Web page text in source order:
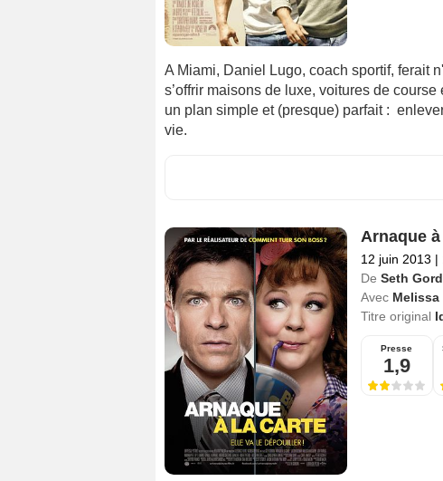
A Miami, Daniel Lugo, coach sportif, ferait
s’offrir maisons de luxe, voitures de
un plan simple et (presque) parfait :
vie.
Arnaque
12 juin 2013 |
De Seth
Avec Melissa
Titre original
Presse
1,9